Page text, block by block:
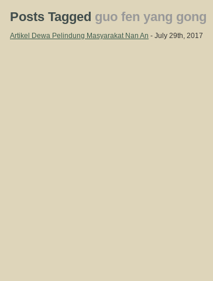
Posts Tagged guo fen yang gong
Artikel Dewa Pelindung Masyarakat Nan An - July 29th, 2017